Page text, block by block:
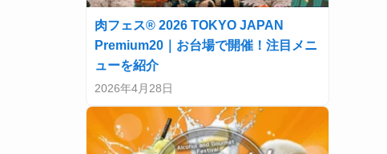
肉フェス® 2026 TOKYO JAPAN
Premium20｜お台場で開催！注目メニ
ューを紹介
2026年4月28日